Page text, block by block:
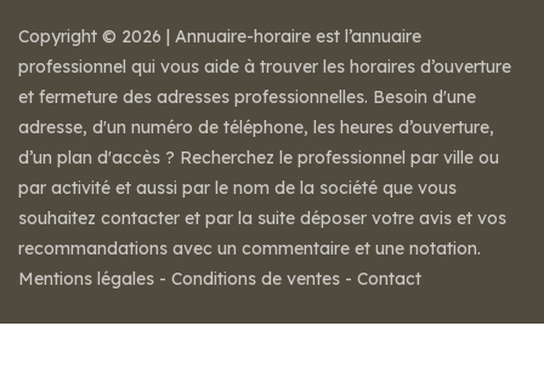
Copyright © 2026 | Annuaire-horaire est l’annuaire
professionnel qui vous aide à trouver les horaires d’ouverture
et fermeture des adresses professionnelles. Besoin d'une
adresse, d'un numéro de téléphone, les heures d’ouverture,
d’un plan d'accès ? Recherchez le professionnel par ville ou
par activité et aussi par le nom de la société que vous
souhaitez contacter et par la suite déposer votre avis et vos
recommandations avec un commentaire et une notation.
Mentions légales - Conditions de ventes - Contact